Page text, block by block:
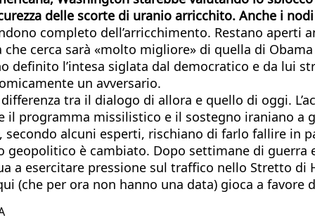
delle scorte di uranio arricchito. Anche i
completo dell’arricchimento. Restano
che cerca sarà «molto migliore» di quella di
definito l’intesa siglata dal democratico e da
un avversario.
tra il dialogo di allora e quello di oggi.
il programma missilistico e il sostegno iraniano
secondo alcuni esperti, rischiano di farlo fallire in
è cambiato. Dopo settimane di
a esercitare pressione sul traffico nello Stretto
(che per ora non hanno una data) gioca a favore